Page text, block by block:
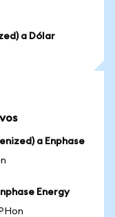
a Dólar
a Enphase
Energy